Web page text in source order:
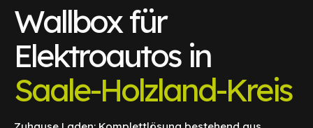
Wallbox für
Elektroautos in
Saale-Holzland-Kreis